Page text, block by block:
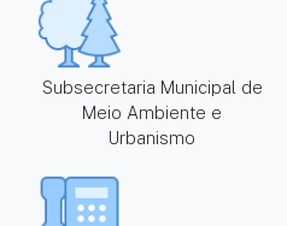
Subsecretaria Municipal de
Meio Ambiente e
Urbanismo